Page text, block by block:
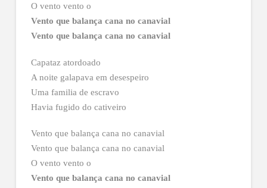
O vento vento o
Vento que balança cana no canavial
Vento que balança cana no canavial
Capataz atordoado
A noite galapava em desespeiro
Uma familia de escravo
Havia fugido do cativeiro
Vento que balança cana no canavial
Vento que balança cana no canavial
O vento vento o
Vento que balança cana no canavial